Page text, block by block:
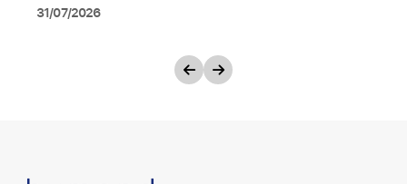
31/07/2026